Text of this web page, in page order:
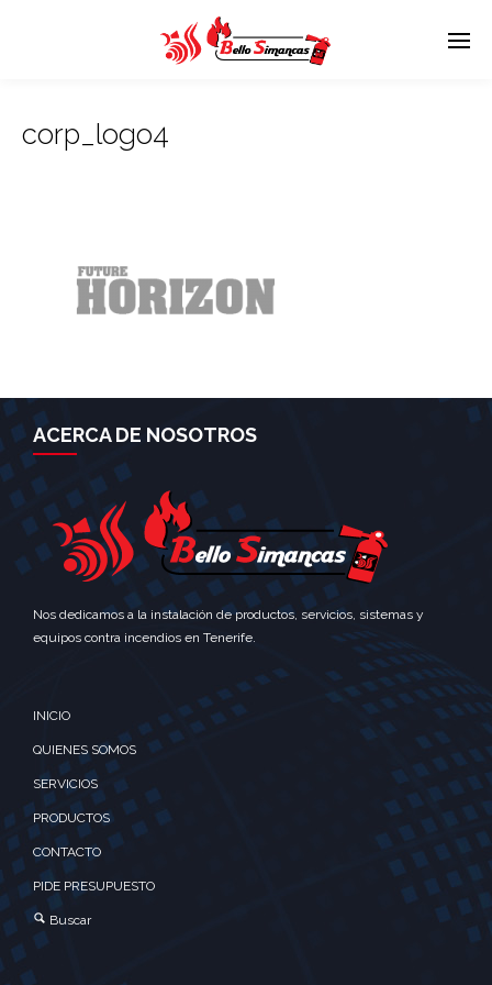
corp_logo4
ACERCA DE NOSOTROS
Nos dedicamos a la instalación de productos, servicios, sistemas y
equipos contra incendios en Tenerife.
INICIO
QUIENES SOMOS
SERVICIOS
PRODUCTOS
CONTACTO
PIDE PRESUPUESTO
Buscar